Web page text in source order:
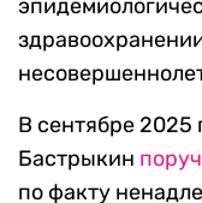
В сентябре 2025
Бастрыкин
по факту